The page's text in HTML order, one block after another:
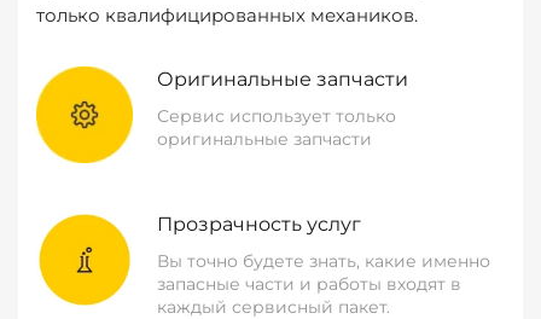
только квалифицированных механиков.
Оригинальные запчасти
Сервис использует только
оригинальные запчасти
Прозрачность услуг
Вы точно будете знать, какие именно
запасные части и работы входят в
каждый сервисный пакет.